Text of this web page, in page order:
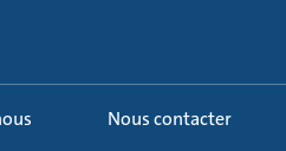
Nous contacter